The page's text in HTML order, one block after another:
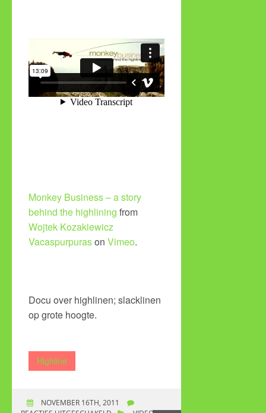
Monkey Business – a story
behind the highlining from
Wojtek Kozakiewicz
Vacaspurpurason Vimeo.
Docu over highlinen; slacklinen
op grote hoogte.
Highline
NOVEMBER 16TH, 2011